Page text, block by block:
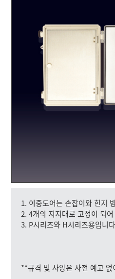
1. 이중도어는 손잡이와 힌지
2. 4개의 지지대로 고정이 되
3. P시리즈와 H시리즈용입니
**규격 및 사양은 사전 예고